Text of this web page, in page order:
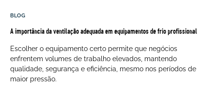
BLOG
A importância da ventilação adequada em equipamentos de frio profissional
Escolher o equipamento certo permite que negócios
enfrentem volumes de trabalho elevados, mantendo
qualidade, segurança e eficiência, mesmo nos períodos de
maior pressão.